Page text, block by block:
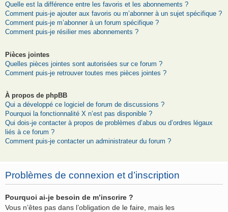
Quelle est la différence entre les favoris et les abonnements ?
Comment puis-je ajouter aux favoris ou m’abonner à un sujet spécifique ?
Comment puis-je m’abonner à un forum spécifique ?
Comment puis-je résilier mes abonnements ?
Pièces jointes
Quelles pièces jointes sont autorisées sur ce forum ?
Comment puis-je retrouver toutes mes pièces jointes ?
À propos de phpBB
Qui a développé ce logiciel de forum de discussions ?
Pourquoi la fonctionnalité X n’est pas disponible ?
Qui dois-je contacter à propos de problèmes d’abus ou d’ordres légaux
liés à ce forum ?
Comment puis-je contacter un administrateur du forum ?
Problèmes de connexion et d’inscription
Pourquoi ai-je besoin de m’inscrire ?
Vous n’êtes pas dans l’obligation de le faire, mais les